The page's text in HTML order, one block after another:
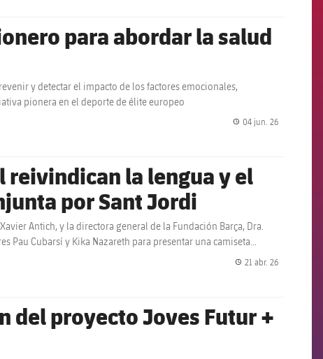
para abordar la salud
y detectar el impacto de los factores emocionales,
pionera en el deporte de élite europeo
04 jun. 26
reivindican la lengua y el
por Sant Jordi
Antich, y la directora general de la Fundación Barça, Dra.
Pau Cubarsí y Kika Nazareth para presentar una camiseta
21 abr. 26
del proyecto Joves Futur +